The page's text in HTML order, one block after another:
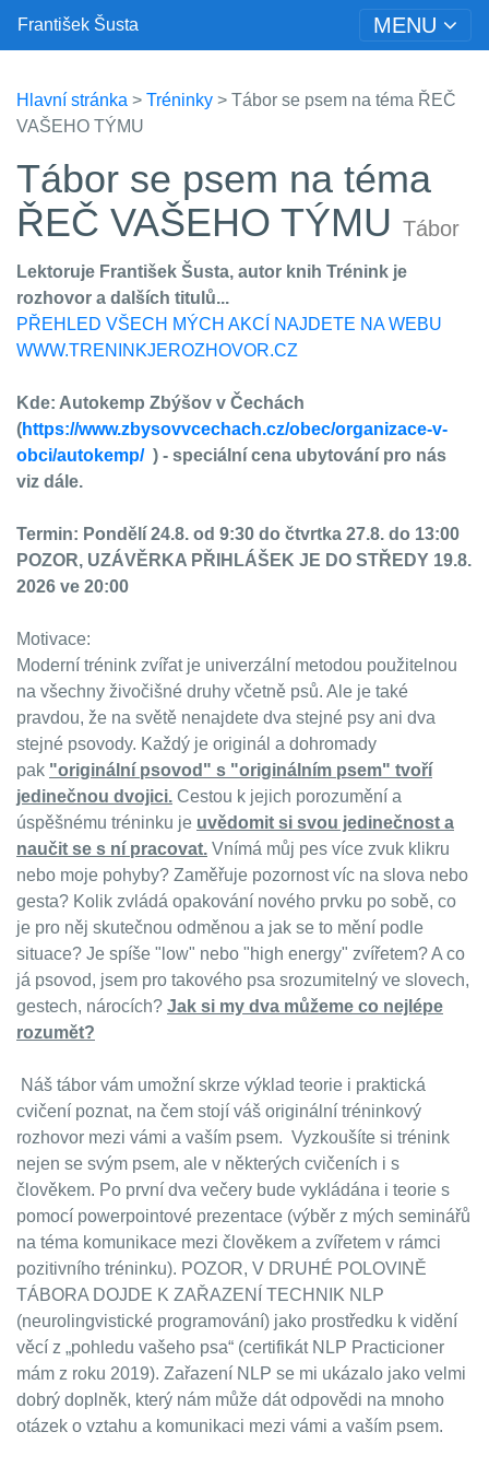
František Šusta MENU
Hlavní stránka > Tréninky > Tábor se psem na téma ŘEČ
VAŠEHO TÝMU
Tábor se psem na téma
ŘEČ VAŠEHO TÝMU Tábor
Lektoruje František Šusta, autor knih Trénink je
rozhovor a dalších titulů...
PŘEHLED VŠECH MÝCH AKCÍ NAJDETE NA WEBU
WWW.TRENINKJEROZHOVOR.CZ
Kde: Autokemp Zbýšov v Čechách
(https://www.zbysovvcechach.cz/obec/organizace-v-
obci/autokemp/ ) - speciální cena ubytování pro nás
viz dále.
Termin: Pondělí 24.8. od 9:30 do čtvrtka 27.8. do 13:00
POZOR, UZÁVĚRKA PŘIHLÁŠEK JE DO STŘEDY 19.8.
2026 ve 20:00
Motivace:
Moderní trénink zvířat je univerzální metodou použitelnou
na všechny živočišné druhy včetně psů. Ale je také
pravdou, že na světě nenajdete dva stejné psy ani dva
stejné psovody. Každý je originál a dohromady
pak "originální psovod" s "originálním psem" tvoří
jedinečnou dvojici. Cestou k jejich porozumění a
úspěšnému tréninku je uvědomit si svou jedinečnost a
naučit se s ní pracovat. Vnímá můj pes více zvuk klikru
nebo moje pohyby? Zaměřuje pozornost víc na slova nebo
gesta? Kolik zvládá opakování nového prvku po sobě, co
je pro něj skutečnou odměnou a jak se to mění podle
situace? Je spíše "low" nebo "high energy" zvířetem? A co
já psovod, jsem pro takového psa srozumitelný ve slovech,
gestech, nárocích? Jak si my dva můžeme co nejlépe
rozumět?
Náš tábor vám umožní skrze výklad teorie i praktická
cvičení poznat, na čem stojí váš originální tréninkový
rozhovor mezi vámi a vaším psem. Vyzkoušíte si trénink
nejen se svým psem, ale v některých cvičeních i s
člověkem. Po první dva večery bude vykládána i teorie s
pomocí powerpointové prezentace (výběr z mých seminářů
na téma komunikace mezi člověkem a zvířetem v rámci
pozitivního tréninku). POZOR, V DRUHÉ POLOVINĚ
TÁBORA DOJDE K ZAŘAZENÍ TECHNIK NLP
(neurolingvistické programování) jako prostředku k vidění
věcí z „pohledu vašeho psa“ (certifikát NLP Practicioner
mám z roku 2019). Zařazení NLP se mi ukázalo jako velmi
dobrý doplněk, který nám může dát odpovědi na mnoho
otázek o vztahu a komunikaci mezi vámi a vaším psem.